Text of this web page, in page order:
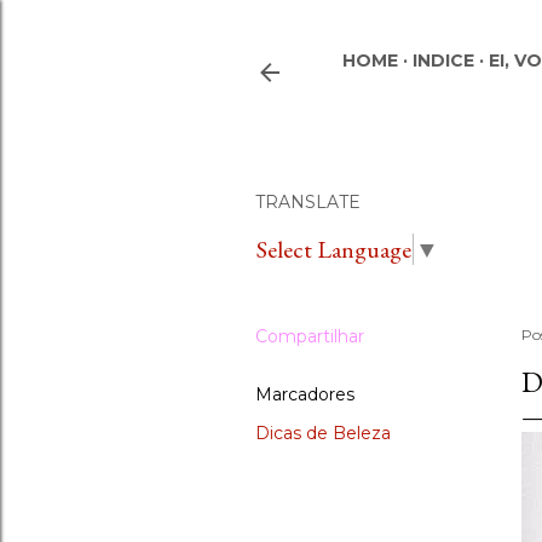
HOME INDICE EI,
TRANSLATE
Select Language ▼
Compartilhar
Marcadores
Dicas de Beleza